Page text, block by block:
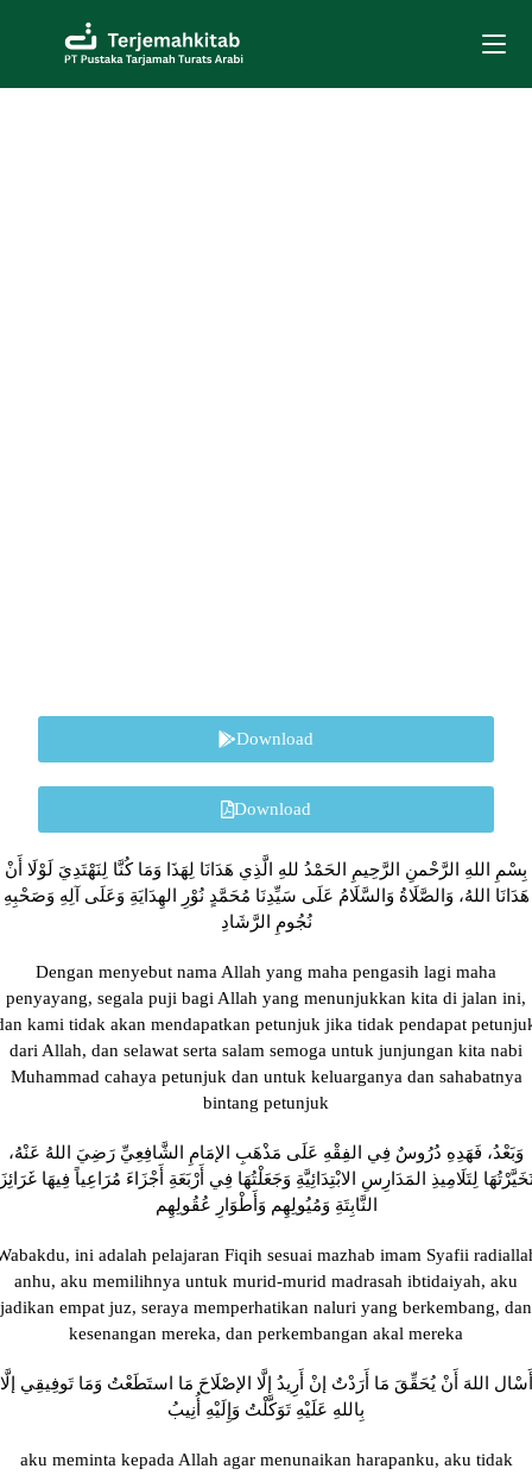
Download
Download
بِسْمِ اللهِ الرَّحْمنِ الرَّحِيمِ الحَمْدُ للهِ الَّذِي هَدَانَا لِهَذَا وَمَا كُنَّا لِنَهْتَدِيَ لَوْلَا أَنْ
هَدَانَا اللهُ، وَالصَّلَاةُ وَالسَّلَامُ عَلَى سَيِّدِنَا مُحَمَّدٍ نُوْرِ الهِدَايَةِ وَعَلَى آلِهِ وَصَحْبِهِ
نُجُومِ الرَّشَادِ
Dengan menyebut nama Allah yang maha pengasih lagi maha
penyayang, segala puji bagi Allah yang menunjukkan kita di jalan ini,
kami tidak akan mendapatkan petunjuk jika tidak pendapat
dari Allah, dan selawat serta salam semoga untuk junjungan kita nabi
Muhammad cahaya petunjuk dan untuk keluarganya dan sahabatnya
bintang petunjuk
وَبَعْدُ، فَهَدِهِ دُرُوسٌ فِي الفِقْهِ عَلَى مَذْهَبِ الإمَامِ الشَّافِعِيِّ رَضِيَ اللهُ عَنْهُ،
لِتَلَامِيذِ المَدَارِسِ الابْتِدَائِيَّةِ وَجَعَلْتُهَا فِي أَرْبَعَةِ أَجْزَاءَ مُرَاعِياً فِيهَا
النَّابِتَةِ وَمُيُولِهِم وَأَطْوَارِ عُقُولِهِم
ini adalah pelajaran Fiqih sesuai mazhab imam Syafii
anhu, aku memilihnya untuk murid-murid madrasah ibtidaiyah, aku
jadikan empat juz, seraya memperhatikan naluri yang berkembang, dan
kesenangan mereka, dan perkembangan akal mereka
أَسْال اللهَ أَنْ يُحَقِّقَ مَا أَرَدْتٌ إنْ أَرِيدُ إلَّا الإصْلَاحَ مَا استَطَعْتُ وَمَا تَوفِيقِي إلَّا
بِاللهِ عَلَيْهِ تَوَكَّلْتُ وَإِلَيْهِ أُنِيبُ
aku meminta kepada Allah agar menunaikan harapanku, aku tidak